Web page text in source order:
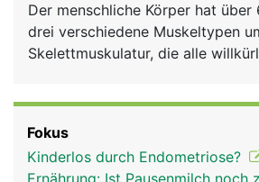
News
Rubriken
Der menschliche Körper hat über
drei verschiedene Muskeltypen
Skelettmuskulatur, die alle
Herzmuskulatur. Die
Sehnen zur Kraftübertragung fest
Fokus
Kinderlos durch Endometriose?
Ernährung: Ist Pausenmilch noch